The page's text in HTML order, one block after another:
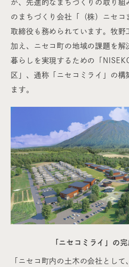
が、先進的なまちづくりの取り組
のまちづくり会社「（株）ニセコ
取締役も務められています。牧野
加え、ニセコ町の地域の課題を解
暮らしを実現するための「
区」、通称「ニセコミライ」の構
ます。
「ニセコミライ」の
「ニセコ町内の土木の会社とし